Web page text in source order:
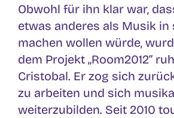
Obwohl für ihn klar war,
etwas anderes als Musik in
machen wollen würde,
dem Projekt „Room2012“
Cristobal. Er zog sich
zu arbeiten und sich
weiterzubilden. Seit 2010